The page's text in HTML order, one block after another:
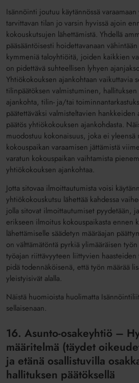
Isännöinti joutuu käytännössä
tarvittavan tilan jo varsin hyvissä ajoin
kokouskutsujen lähettämistä. Yhdellä
pääsääntöisesti hoidettavanaan
kymmeniä taloyhtiöitä, joiden kaikkien
on pidettävä suhteellisen lyhyen
Yhtiökokouksen ajankohtaan vaikuttavia
tilinpäätöksen valmistuminen,
ajankohta, tilin- ja/tai
päätettäväksi valmisteltavien hankkeiden
päätös yhtiökokouksen ajankohdasta.
muodostuu kokonaisuus, joka ei yleensä
kokouspaikan varaamisen jättämistä
varatun kokouspaikan vaihtamista
yhtiökokouksen ajankohtaa.
Jotta sitovaa ilmoittautumista voisi
yhtiökokouskutsu lähettää kahdessa
jolla sitovat ilmoittautumiset pyydetään,
erikseen ilmoitus kokouspaikasta ennen
lähettämiselle säädetyn määräajan
on välttämätöntä pyrkiä ylimääräisen
työajan riittävyyteen liittyvien
pidä todennäköisenä, että työn määrää
yleistyisivät alalla.
Näistä huomioista huolimatta
sellaisenaan.
16. Asunto-osakeyhtiö –
määritelmä (täydet
ja etänä osallistuvilla
hallituksen päätöksellä